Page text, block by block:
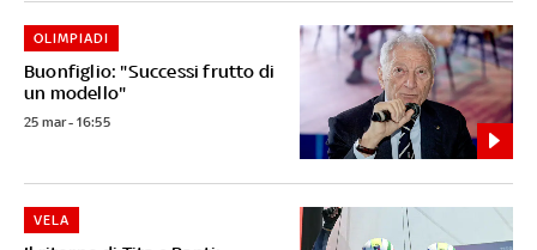
Buonfiglio: "Successi frutto di
un modello"
OLIMPIADI
25 mar - 16:55
VELA